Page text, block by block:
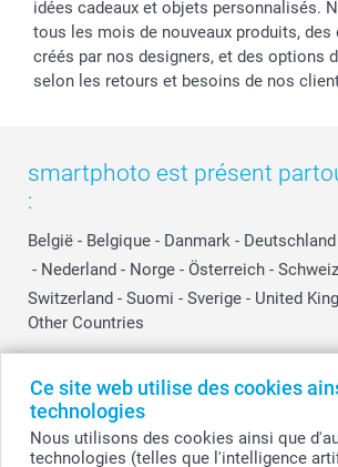
Ce site web utilise des cookies
technologies
Nous utilisons des cookies ainsi que
technologies (telles que l'intelligence
idées cadeaux et objets personnalisés.
tous les mois de nouveaux produits, des
créés par nos designers, et des options
selon les retours et besoins de nos
smartphoto est présent
:
België - Belgique - Danmark - Deutschland
- Nederland - Norge - Österreich - Schweiz
Switzerland - Suomi - Sverige - United
Other Countries
Tous les prix sont en EURO (€), TVA incluse et